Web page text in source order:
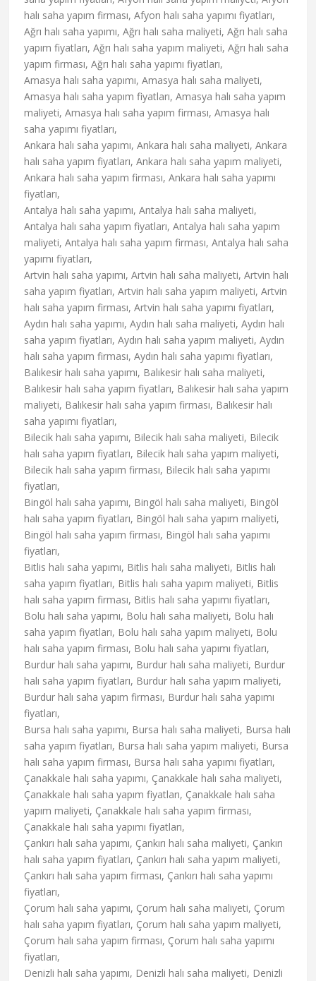
halı saha yapım firması, Afyon halı saha yapımı fiyatları,
Ağrı halı saha yapımı, Ağrı halı saha maliyeti, Ağrı halı saha
yapım fiyatları, Ağrı halı saha yapım maliyeti, Ağrı halı saha
yapım firması, Ağrı halı saha yapımı fiyatları,
Amasya halı saha yapımı, Amasya halı saha maliyeti,
Amasya halı saha yapım fiyatları, Amasya halı saha yapım
maliyeti, Amasya halı saha yapım firması, Amasya halı
saha yapımı fiyatları,
Ankara halı saha yapımı, Ankara halı saha maliyeti, Ankara
halı saha yapım fiyatları, Ankara halı saha yapım maliyeti,
Ankara halı saha yapım firması, Ankara halı saha yapımı
fiyatları,
Antalya halı saha yapımı, Antalya halı saha maliyeti,
Antalya halı saha yapım fiyatları, Antalya halı saha yapım
maliyeti, Antalya halı saha yapım firması, Antalya halı saha
yapımı fiyatları,
Artvin halı saha yapımı, Artvin halı saha maliyeti, Artvin halı
saha yapım fiyatları, Artvin halı saha yapım maliyeti, Artvin
halı saha yapım firması, Artvin halı saha yapımı fiyatları,
Aydın halı saha yapımı, Aydın halı saha maliyeti, Aydın halı
saha yapım fiyatları, Aydın halı saha yapım maliyeti, Aydın
halı saha yapım firması, Aydın halı saha yapımı fiyatları,
Balıkesir halı saha yapımı, Balıkesir halı saha maliyeti,
Balıkesir halı saha yapım fiyatları, Balıkesir halı saha yapım
maliyeti, Balıkesir halı saha yapım firması, Balıkesir halı
saha yapımı fiyatları,
Bilecik halı saha yapımı, Bilecik halı saha maliyeti, Bilecik
halı saha yapım fiyatları, Bilecik halı saha yapım maliyeti,
Bilecik halı saha yapım firması, Bilecik halı saha yapımı
fiyatları,
Bingöl halı saha yapımı, Bingöl halı saha maliyeti, Bingöl
halı saha yapım fiyatları, Bingöl halı saha yapım maliyeti,
Bingöl halı saha yapım firması, Bingöl halı saha yapımı
fiyatları,
Bitlis halı saha yapımı, Bitlis halı saha maliyeti, Bitlis halı
saha yapım fiyatları, Bitlis halı saha yapım maliyeti, Bitlis
halı saha yapım firması, Bitlis halı saha yapımı fiyatları,
Bolu halı saha yapımı, Bolu halı saha maliyeti, Bolu halı
saha yapım fiyatları, Bolu halı saha yapım maliyeti, Bolu
halı saha yapım firması, Bolu halı saha yapımı fiyatları,
Burdur halı saha yapımı, Burdur halı saha maliyeti, Burdur
halı saha yapım fiyatları, Burdur halı saha yapım maliyeti,
Burdur halı saha yapım firması, Burdur halı saha yapımı
fiyatları,
Bursa halı saha yapımı, Bursa halı saha maliyeti, Bursa halı
saha yapım fiyatları, Bursa halı saha yapım maliyeti, Bursa
halı saha yapım firması, Bursa halı saha yapımı fiyatları,
Çanakkale halı saha yapımı, Çanakkale halı saha maliyeti,
Çanakkale halı saha yapım fiyatları, Çanakkale halı saha
yapım maliyeti, Çanakkale halı saha yapım firması,
Çanakkale halı saha yapımı fiyatları,
Çankırı halı saha yapımı, Çankırı halı saha maliyeti, Çankırı
halı saha yapım fiyatları, Çankırı halı saha yapım maliyeti,
Çankırı halı saha yapım firması, Çankırı halı saha yapımı
fiyatları,
Çorum halı saha yapımı, Çorum halı saha maliyeti, Çorum
halı saha yapım fiyatları, Çorum halı saha yapım maliyeti,
Çorum halı saha yapım firması, Çorum halı saha yapımı
fiyatları,
Denizli halı saha yapımı, Denizli halı saha maliyeti, Denizli